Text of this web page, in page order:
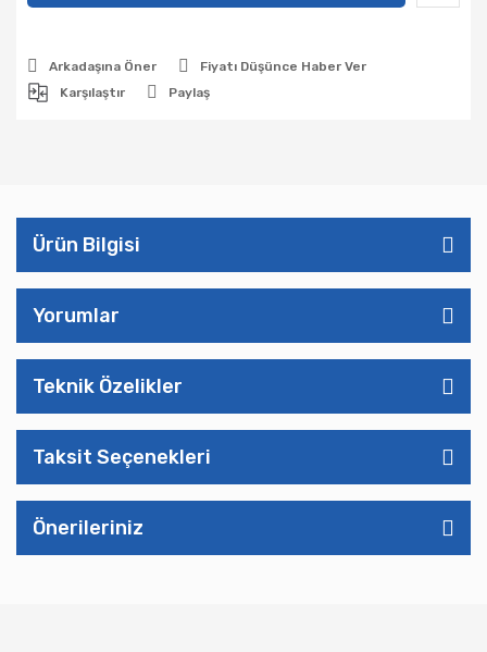
Arkadaşına Öner
Fiyatı Düşünce Haber Ver
Karşılaştır
Paylaş
Ürün Bilgisi
Yorumlar
Teknik Özelikler
Taksit Seçenekleri
Önerileriniz